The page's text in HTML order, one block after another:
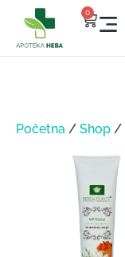
0
Početna / Shop /